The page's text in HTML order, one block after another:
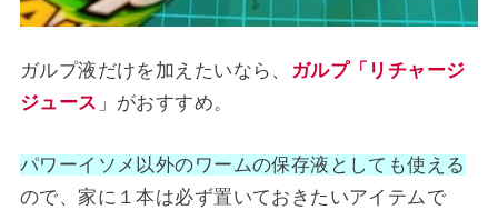
ガルプ液だけを加えたいなら、 ガルプ「リチャージ
ジュース 」がおすすめ。
パワーイソメ以外のワームの保存液としても使える
ので、家に１本は必ず置いておきたいアイテムで